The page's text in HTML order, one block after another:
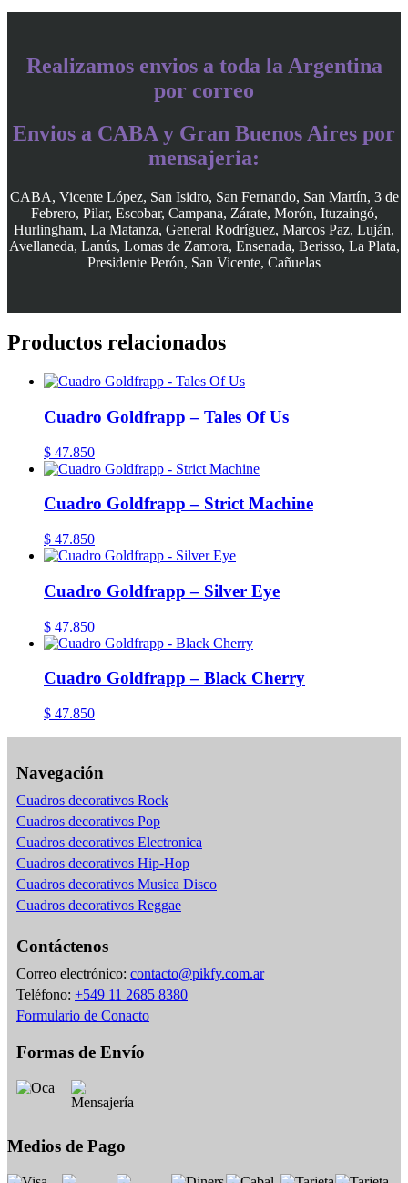
Realizamos envios a toda la Argentina
por correo
Envios a CABA y Gran Buenos Aires por
mensajeria:
CABA, Vicente López, San Isidro, San Fernando, San Martín, 3 de
Febrero, Pilar, Escobar, Campana, Zárate, Morón, Ituzaingó,
Hurlingham, La Matanza, General Rodríguez, Marcos Paz, Luján,
Avellaneda, Lanús, Lomas de Zamora, Ensenada, Berisso, La Plata,
Presidente Perón, San Vicente, Cañuelas
Productos relacionados
Cuadro Goldfrapp – Tales Of Us
$ 47.850
Cuadro Goldfrapp – Strict Machine
$ 47.850
Cuadro Goldfrapp – Silver Eye
$ 47.850
Cuadro Goldfrapp – Black Cherry
$ 47.850
Navegación
Cuadros decorativos Rock
Cuadros decorativos Pop
Cuadros decorativos Electronica
Cuadros decorativos Hip-Hop
Cuadros decorativos Musica Disco
Cuadros decorativos Reggae
Contáctenos
Correo electrónico: contacto@pikfy.com.ar
Teléfono: +549 11 2685 8380
Formulario de Conacto
Formas de Envío
Medios de Pago